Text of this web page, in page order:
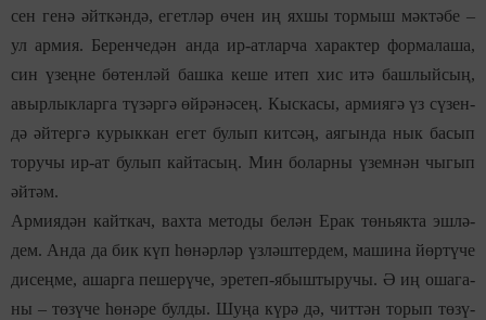
сен ге­нә әйт­кән­дә, егет­ләр өчен иң ях­шы тор­мыш мәк­тә­бе –
улар­мия. Бе­рен­че­дән ан­да ир-ат­лар­ча ха­рак­тер фор­ма­ла­ша,
син үзең­не бө­тен­ләй баш­ка ке­ше итеп хис итә баш­лый­сың,
авыр­лык­лар­га тү­зәр­гә өй­рә­нә­сең. Кыс­ка­сы, ар­ми­я­гә үз сү­зен­
дә әй­тер­гә ку­рык­кан егет бу­лып кит­сәң, ая­гын­да нык ба­сып
то­ру­чы ир-ат бу­лып кай­та­сың. Мин бо­лар­ны үзем­нән чы­гып
әй­тәм.
Ар­ми­я­дән кайт­кач, вах­та ме­то­ды бе­лән Ерак төнь­як­та эш­лә­
дем. Ан­да да бик күп һө­нәр­ләр үз­ләш­тер­дем, ма­ши­на йөр­тү­че
ди­сең­ме, ашар­га пе­ше­рү­че, эре­теп-ябыш­ты­ру­чы. Ә иң оша­га­
ны – тө­зү­че һө­нә­ре бул­ды. Шу­ңа кү­рә дә, чит­тән то­рып тө­зү­